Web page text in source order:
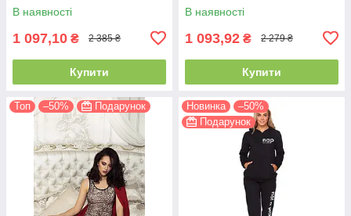
В наявності
1 097,10 ₴ 2 385 ₴
Купити
В наявності
1 093,92 ₴ 2 279 ₴
Купити
Топ –50% Подарунок Новинка
–50%
Подарунок